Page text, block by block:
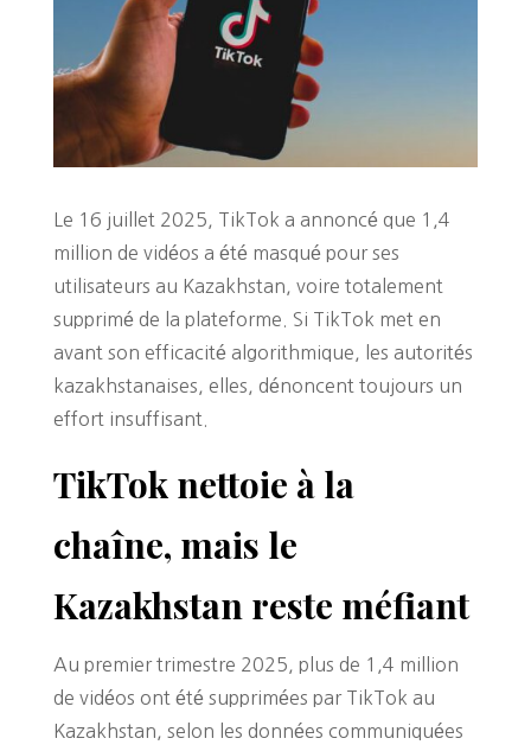
Le 16 juillet 2025, TikTok a annoncé que 1,4
million de vidéos a été masqué pour ses
utilisateurs au Kazakhstan, voire totalement
supprimé de la plateforme. Si TikTok met en
avant son efficacité algorithmique, les autorités
kazakhstanaises, elles, dénoncent toujours un
effort insuffisant.
TikTok nettoie à la
chaîne, mais le
Kazakhstan reste méfiant
Au premier trimestre 2025, plus de 1,4 million
de vidéos ont été supprimées par TikTok au
Kazakhstan, selon les données communiquées